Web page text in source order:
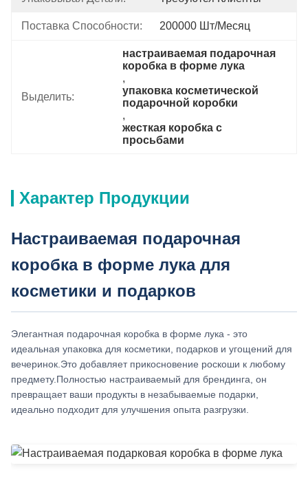
Поставка Способности: 200000 Шт/месяц
Выделить:
настраиваемая подарочная
коробка в форме лука
,
упаковка косметической
подарочной коробки
,
жесткая коробка с
просьбами
Характер Продукции
Настраиваемая подарочная
коробка в форме лука для
косметики и подарков
Элегантная подарочная коробка в форме лука - это
идеальная упаковка для косметики, подарков и угощений для
вечеринок.Это добавляет прикосновение роскоши к любому
предмету.Полностью настраиваемый для брендинга, он
превращает ваши продукты в незабываемые подарки,
идеально подходит для улучшения опыта разгрузки.